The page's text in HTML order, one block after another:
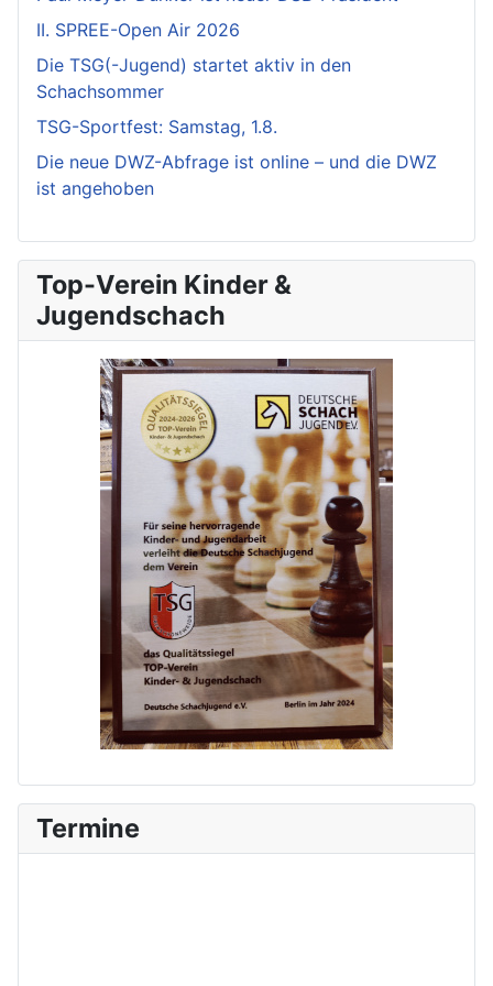
II. SPREE-Open Air 2026
Die TSG(-Jugend) startet aktiv in den
Schachsommer
TSG-Sportfest: Samstag, 1.8.
Die neue DWZ-Abfrage ist online – und die DWZ
ist angehoben
Top-Verein Kinder &
Jugendschach
Termine